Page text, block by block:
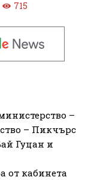
715
–
– Пикчърс
Гуцан и
от кабинета